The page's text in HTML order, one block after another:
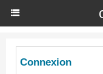
Connexion